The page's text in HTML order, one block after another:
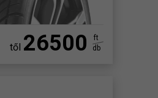
től 26500
ft
db